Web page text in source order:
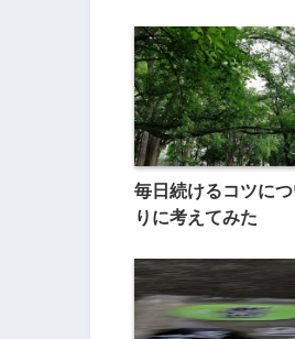
毎日続けるコツに
りに考えてみた